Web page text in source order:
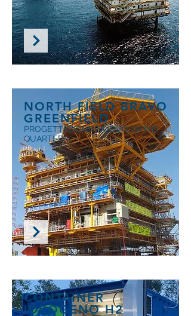
NORTH FIELD BRAVO
GREENFIELD
PROGETTAZIONE NUOVO LIVING
QUARTER
CONTAINER
IDROGENO H2